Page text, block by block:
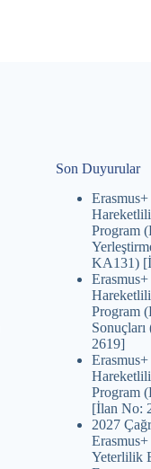
Son Duyurular
Program
KA131)
Program
2619]
Program
[İlan No:
2027
Erasmus+
Yeterlilik